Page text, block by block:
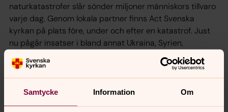
Samtycke Information Om
naturkatastrofer slår sönder miljoner människors tillvaro
varje dag. Genom lokala partner finns Act Svenska
kyrkan på plats före, under och efter en katastrof. Just
nu pågår insatser i bland annat Ukraina, Syrien,
Läs mer här!
Lämna ett bidrat till insamlingen via swish: 123 635 61